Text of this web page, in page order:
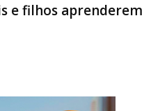
e filhos aprenderem